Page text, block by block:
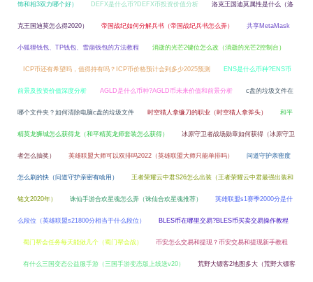
饰和相3双力哪个好） DEFX是什么币?DEFX币投资价值分析 洛克王国迪莫属性是什么（洛
克王国迪莫怎么得2020） 帝国战纪如何分解兵书（帝国战纪兵书怎么弄） 共享MetaMask
小狐狸钱包、TP钱包、雪崩钱包的方法教程 消逝的光芒2键位怎么改（消逝的光芒2控制台）
ICP币还有希望吗，值得持有吗？ICP币价格预计会到多少2025预测 ENS是什么币种?ENS币
前景及投资价值深度分析 AGLD是什么币种?AGLD币未来价值和前景分析 c盘的垃圾文件在
哪个文件夹？如何清除电脑c盘的垃圾文件 时空猎人拿镰刀的职业（时空猎人拿斧头） 和平
精英龙狮城怎么获得龙（和平精英龙师套装怎么获得） 冰原守卫者战场勋章如何获得（冰原守卫
者怎么抽奖） 英雄联盟大师可以双排吗2022（英雄联盟大师只能单排吗） 问道守护亲密度
怎么刷的快（问道守护亲密有啥用） 王者荣耀云中君S26怎么出装（王者荣耀云中君最强出装和
铭文2020年） 诛仙手游合欢星魂怎么弄（诛仙合欢星魂推荐） 英雄联盟s1赛季2000分是什
么段位（英雄联盟s21800分相当于什么段位） BLES币在哪里交易?BLES币买卖交易操作教程
蜀门帮会任务每天能做几个（蜀门帮会战） 币安怎么交易和提现？币安交易和提现新手教程
有什么三国变态公益服手游（三国手游变态版上线送v20） 荒野大镖客2地图多大（荒野大镖客